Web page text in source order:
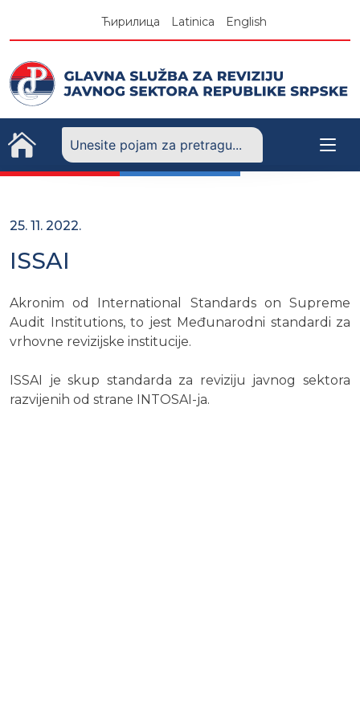
Ћирилица Latinica English
25. 11. 2022.
ISSAI
Akronim od International Standards on Supreme
Audit Institutions, to jest Međunarodni standardi za
vrhovne revizijske institucije.
ISSAI je skup standarda za reviziju javnog sektora
razvijenih od strane INTOSAI-ja.